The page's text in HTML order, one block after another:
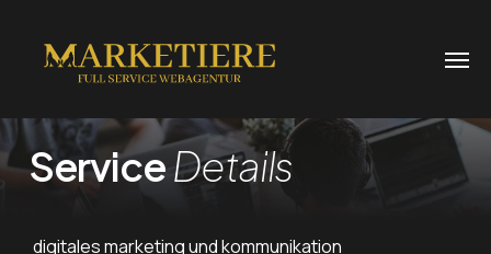
ServiceDetails
digitales marketing und kommunikation